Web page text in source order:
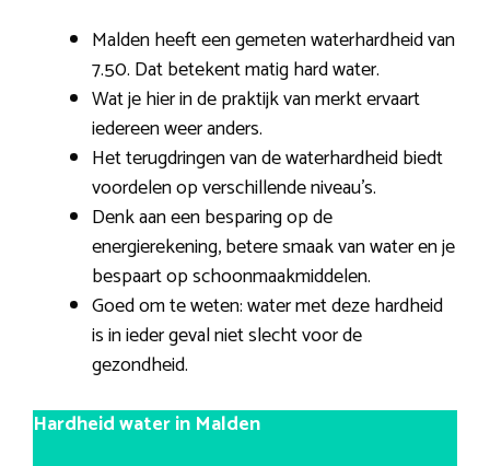
Malden heeft een gemeten waterhardheid van
7.50. Dat betekent matig hard water.
Wat je hier in de praktijk van merkt ervaart
iedereen weer anders.
Het terugdringen van de waterhardheid biedt
voordelen op verschillende niveau’s.
Denk aan een besparing op de
energierekening, betere smaak van water en je
bespaart op schoonmaakmiddelen.
Goed om te weten: water met deze hardheid
is in ieder geval niet slecht voor de
gezondheid.
Hardheid water in Malden